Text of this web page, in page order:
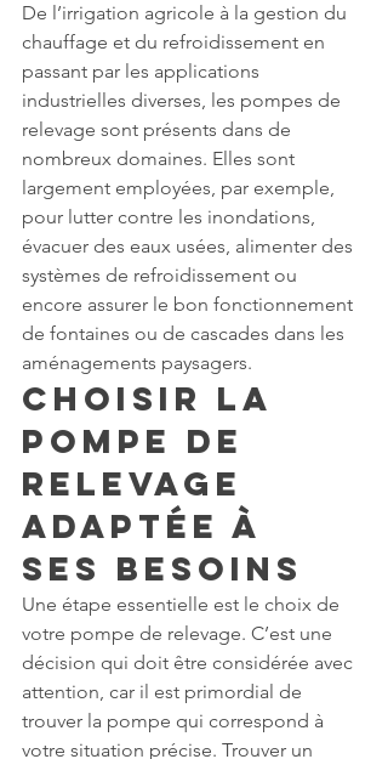
De l’irrigation agricole à la gestion du
chauffage et du refroidissement en
passant par les applications
industrielles diverses, les pompes de
relevage sont présents dans de
nombreux domaines. Elles sont
largement employées, par exemple,
pour lutter contre les inondations,
évacuer des eaux usées, alimenter des
systèmes de refroidissement ou
encore assurer le bon fonctionnement
de fontaines ou de cascades dans les
aménagements paysagers.
Choisir la
Pompe de
Relevage
Adaptée à
Ses Besoins
Une étape essentielle est le choix de
votre pompe de relevage. C’est une
décision qui doit être considérée avec
attention, car il est primordial de
trouver la pompe qui correspond à
votre situation précise. Trouver un